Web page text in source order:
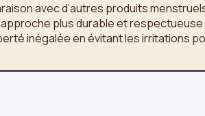
avec d’autres produits
plus durable et respectueuse
inégalée en évitant les irritations